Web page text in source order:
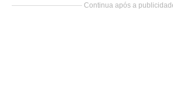
Continua após a